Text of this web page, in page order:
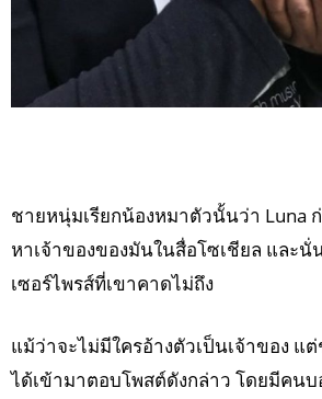
ชายหนุ่มเรียกน้องหมาตัวนั้นว่า Luna
หาเจ้าของของมันในสื่อโซเชียล และนั่
เซอร์ไพรส์ที่เขาคาดไม่ถึง
แม้ว่าจะไม่มีใครอ้างตัวเป็นเจ้าของ แ
ได้เข้ามาตอบโพสต์ดังกล่าว โดยมีคน